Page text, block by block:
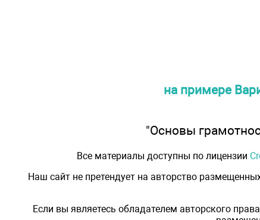
на примере
"Основы
Все материалы доступны по лицензии
Наш сайт не претендует на авторство
Если вы являетесь обладателем авторского